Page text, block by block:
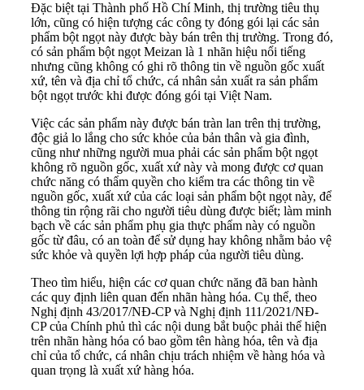
Đặc biệt tại Thành phố Hồ Chí Minh, thị trường tiêu thụ
lớn, cũng có hiện tượng các công ty đóng gói lại các sản
phẩm bột ngọt này được bày bán trên thị trường. Trong đó,
có sản phẩm bột ngọt Meizan là 1 nhãn hiệu nổi tiếng
nhưng cũng không có ghi rõ thông tin về nguồn gốc xuất
xứ, tên và địa chỉ tổ chức, cá nhân sản xuất ra sản phẩm
bột ngọt trước khi được đóng gói tại Việt Nam.
Việc các sản phẩm này được bán tràn lan trên thị trường,
độc giả lo lắng cho sức khỏe của bản thân và gia đình,
cũng như những người mua phải các sản phẩm bột ngọt
không rõ nguồn gốc, xuất xứ này và mong được cơ quan
chức năng có thẩm quyền cho kiểm tra các thông tin về
nguồn gốc, xuất xứ của các loại sản phẩm bột ngọt này, để
thông tin rộng rãi cho người tiêu dùng được biết; làm minh
bạch về các sản phẩm phụ gia thực phẩm này có nguồn
gốc từ đâu, có an toàn để sử dụng hay không nhằm bảo vệ
sức khỏe và quyền lợi hợp pháp của người tiêu dùng.
Theo tìm hiểu, hiện các cơ quan chức năng đã ban hành
các quy định liên quan đến nhãn hàng hóa. Cụ thể, theo
Nghị định 43/2017/NĐ-CP và Nghị định 111/2021/NĐ-
CP của Chính phủ thì các nội dung bắt buộc phải thể hiện
trên nhãn hàng hóa có bao gồm tên hàng hóa, tên và địa
chỉ của tổ chức, cá nhân chịu trách nhiệm về hàng hóa và
quan trọng là xuất xứ hàng hóa.